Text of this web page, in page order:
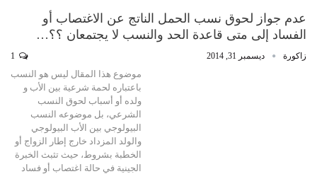
عدم جواز لحوق نسب الحمل الناتج عن الاغتصاب أو
الفساد إلى متى قاعدة الحد والنسب لا يجتمعان ؟؟…
زاكورة ديسمبر 31, 2014
موضوع هذا المقال ليس هو النسب
باعتباره لحمة شرعية بين الأب و
ولده أو أسباب لحوق النسب
الشرعي، بل موضوعه النسب
البيولوجي بين الأب البيولوجي
والولد المزداد خارج إطار الزواج أو
الخطبة بشروط، حيث تثبث الخبرة
الجينية في حالة اغتصاب أو فساد